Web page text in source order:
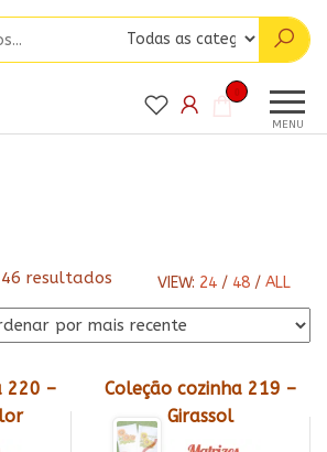
MENU
0
VIEW: 24 / 48 / ALL
resultados Classificado
por
mais
220 –
Coleção cozinha 219 –
Girassol